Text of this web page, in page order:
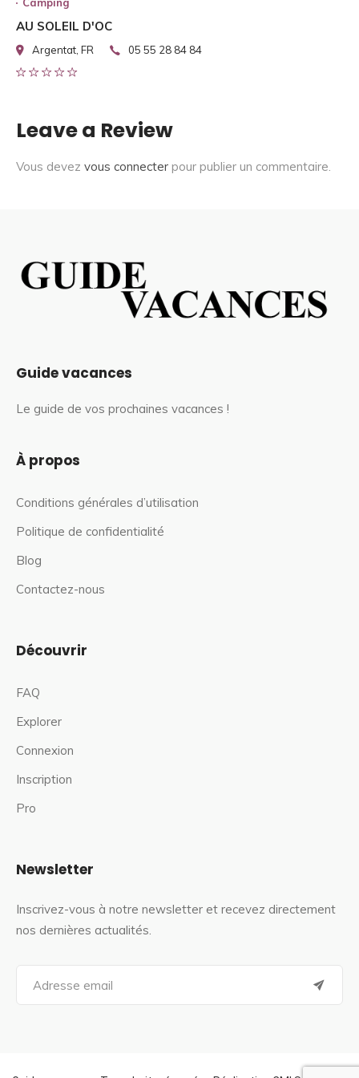
AU SOLEIL D'OC
Argentat, FR 05 55 28 84 84
Leave a Review
Vous devez vous connecter pour publier un commentaire.
Guide vacances
Le guide de vos prochaines vacances !
À propos
Conditions générales d’utilisation
Politique de confidentialité
Blog
Contactez-nous
Découvrir
FAQ
Explorer
Connexion
Inscription
Pro
Newsletter
Inscrivez-vous à notre newsletter et recevez directement
nos dernières actualités.
a
f